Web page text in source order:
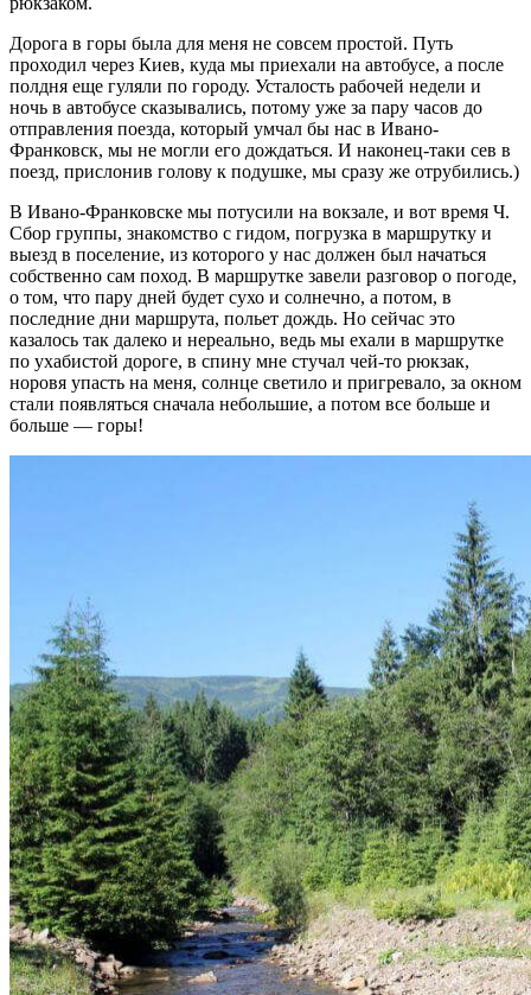
Дорога в горы была для меня не совсем простой. Путь
проходил через Киев, куда мы приехали на автобусе, а после
полдня еще гуляли по городу. Усталость рабочей недели и
ночь в автобусе сказывались, потому уже за пару часов до
отправления поезда, который умчал бы нас в Ивано-
Франковск, мы не могли его дождаться. И наконец-таки сев в
поезд, прислонив голову к подушке, мы сразу же отрубились.)
В Ивано-Франковске мы потусили на вокзале, и вот время Ч.
Сбор группы, знакомство с гидом, погрузка в маршрутку и
выезд в поселение, из которого у нас должен был начаться
собственно сам поход. В маршрутке завели разговор о погоде,
о том, что пару дней будет сухо и солнечно, а потом, в
последние дни маршрута, польет дождь. Но сейчас это
казалось так далеко и нереально, ведь мы ехали в маршрутке
по ухабистой дороге, в спину мне стучал чей-то рюкзак,
норовя упасть на меня, солнце светило и пригревало, за окном
стали появляться сначала небольшие, а потом все больше и
больше — горы!